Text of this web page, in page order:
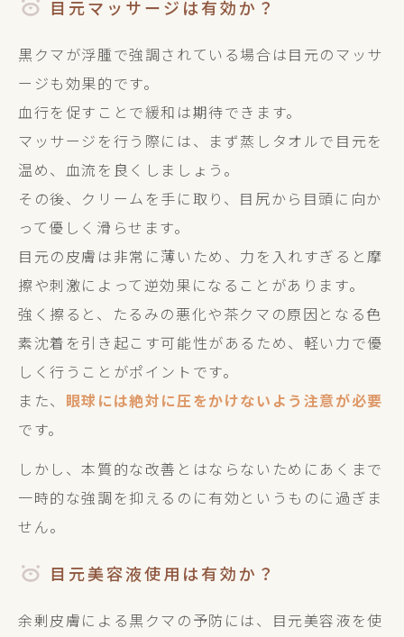
目元マッサージは有効か？
黒クマが浮腫で強調されている場合は目元のマッサ
ージも効果的です。
血行を促すことで緩和は期待できます。
マッサージを行う際には、まず蒸しタオルで目元を
温め、血流を良くしましょう。
その後、クリームを手に取り、目尻から目頭に向か
って優しく滑らせます。
目元の皮膚は非常に薄いため、力を入れすぎると摩
擦や刺激によって逆効果になることがあります。
強く擦ると、たるみの悪化や茶クマの原因となる色
素沈着を引き起こす可能性があるため、軽い力で優
しく行うことがポイントです。
また、 眼球には絶対に圧をかけないよう注意が必要
です。
しかし、本質的な改善とはならないためにあくまで
一時的な強調を抑えるのに有効というものに過ぎま
せん。
目元美容液使用は有効か？
余剰皮膚による黒クマの予防には、目元美容液を使